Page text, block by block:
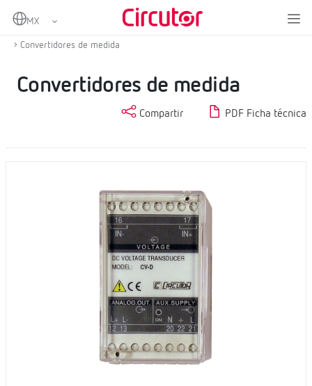
Home
Medida y control
Convertidores de medida
Convertidores de medida
Compartir PDF Ficha técnica